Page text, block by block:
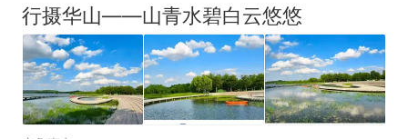
行摄华山——山青水碧白云悠悠